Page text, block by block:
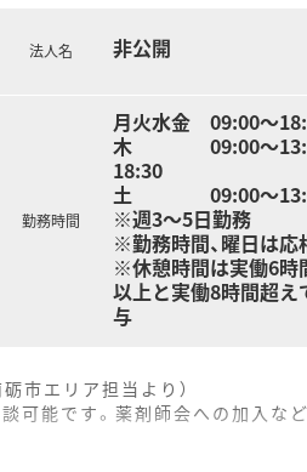
法人名 非公開
勤務時間
月火水金 09:00～
木 09:00～
18:30
土 09:00～
※週3～5日勤務
※勤務時間、曜日は応
※休憩時間は実働6時
以上と実働8時間超え
与
市エリア担当より）
可能です。薬剤師会への加入な